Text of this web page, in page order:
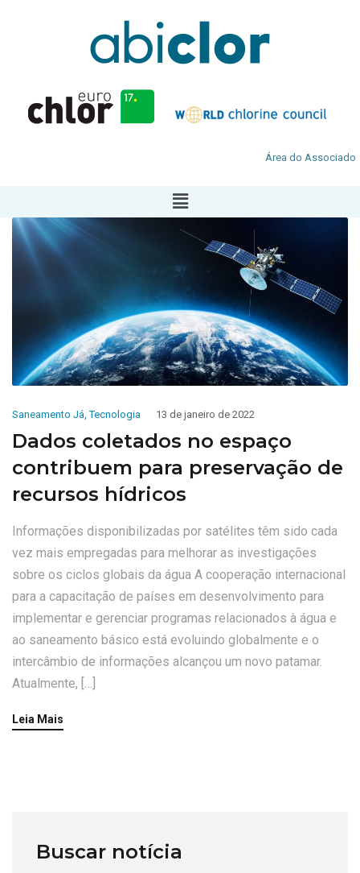
Área do Associado
Saneamento Já,Tecnologia 13 de janeiro de 2022
Dados coletados no espaço
contribuem para preservação de
recursos hídricos
Informações disponibilizadas por satélites têm sido cada
vez mais empregadas para melhorar as investigações
sobre os ciclos globais da água A cooperação internacional
para a capacitação de países em desenvolvimento para
implementar e gerenciar programas relacionados à água e
ao saneamento básico está evoluindo globalmente e o
intercâmbio de informações alcançou um novo patamar.
Atualmente, […]
Leia Mais
Buscar notícia